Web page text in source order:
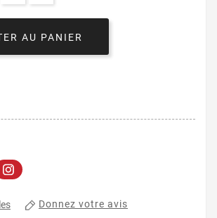
AU PANIER
Donnez votre avis